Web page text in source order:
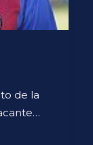
de la